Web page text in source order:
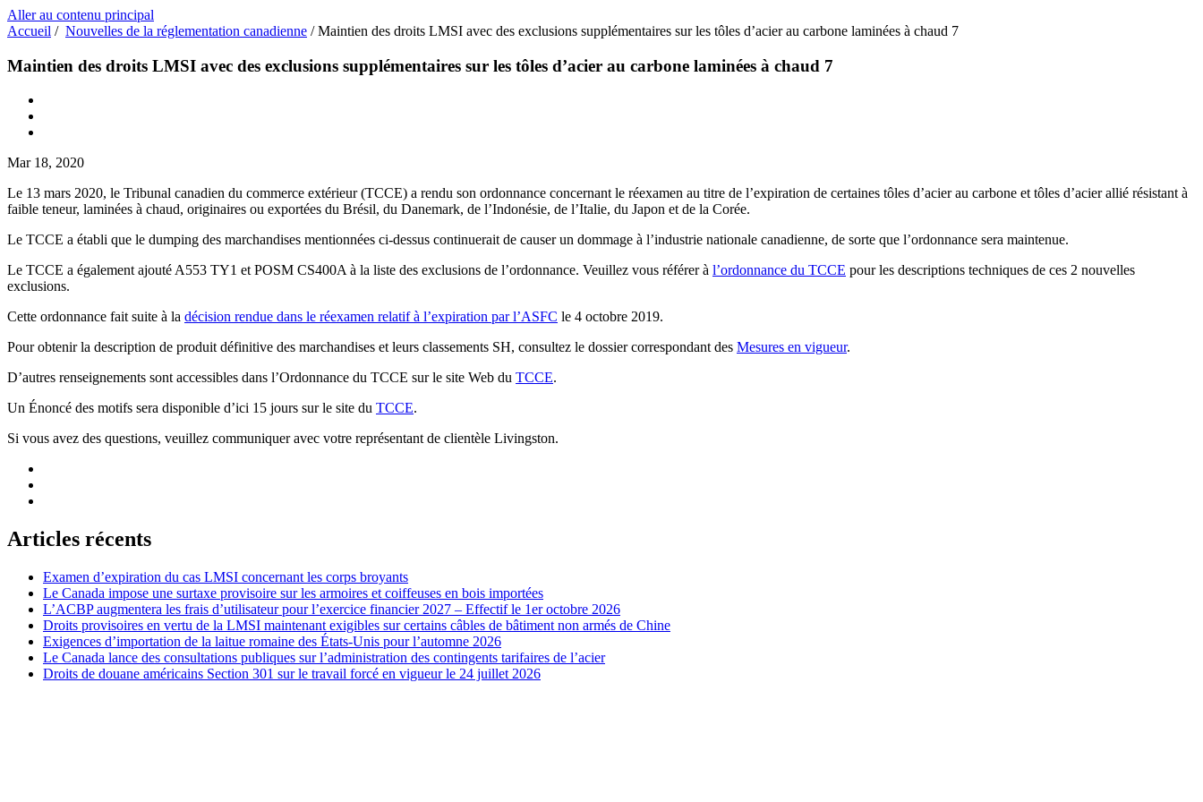
Aller au contenu principal
Accueil / Nouvelles de la réglementation canadienne /Maintien des droits LMSI avec des exclusions supplémentaires sur les tôles d’acier au carbone laminées à chaud 7
Maintien des droits LMSI avec des exclusions supplémentaires sur les tôles d’acier au carbone laminées à chaud 7
Mar 18, 2020
Le 13 mars 2020, le Tribunal canadien du commerce extérieur (TCCE) a rendu son ordonnance concernant le réexamen au titre de l’expiration de certaines tôles d’acier au carbone et tôles d’acier allié résistant à
faible teneur, laminées à chaud, originaires ou exportées du Brésil, du Danemark, de l’Indonésie, de l’Italie, du Japon et de la Corée.
Le TCCE a établi que le dumping des marchandises mentionnées ci-dessus continuerait de causer un dommage à l’industrie nationale canadienne, de sorte que l’ordonnance sera maintenue.
Le TCCE a également ajouté A553 TY1 et POSM CS400A à la liste des exclusions de l’ordonnance. Veuillez vous référer à l’ordonnance du TCCE pour les descriptions techniques de ces 2 nouvelles
exclusions.
Cette ordonnance fait suite à la décision rendue dans le réexamen relatif à l’expiration par l’ASFC le 4 octobre 2019.
Pour obtenir la description de produit définitive des marchandises et leurs classements SH, consultez le dossier correspondant des Mesures en vigueur.
D’autres renseignements sont accessibles dans l’Ordonnance du TCCE sur le site Web du TCCE.
Un Énoncé des motifs sera disponible d’ici 15 jours sur le site du TCCE.
Si vous avez des questions, veuillez communiquer avec votre représentant de clientèle Livingston.
Articles récents
Examen d’expiration du cas LMSI concernant les corps broyants
Le Canada impose une surtaxe provisoire sur les armoires et coiffeuses en bois importées
L’ACBP augmentera les frais d’utilisateur pour l’exercice financier 2027 – Effectif le 1er octobre 2026
Droits provisoires en vertu de la LMSI maintenant exigibles sur certains câbles de bâtiment non armés de Chine
Exigences d’importation de la laitue romaine des États-Unis pour l’automne 2026
Le Canada lance des consultations publiques sur l’administration des contingents tarifaires de l’acier
Droits de douane américains Section 301 sur le travail forcé en vigueur le 24 juillet 2026